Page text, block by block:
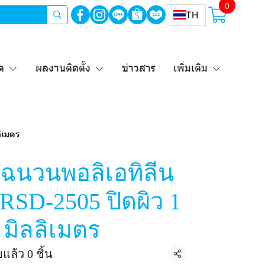
TH
0
ผลงานติดตั้ง ข่าวสาร เพิ่มเติม
มตร
ฉนวนพอลิเอทิลีน
2505 ปิดผิว 1
ลลิเมตร
แล้ว 0 ชิ้น แชร์